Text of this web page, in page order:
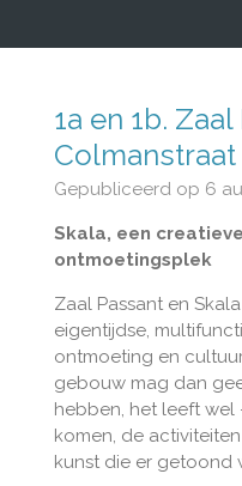
direct
hoofdinhoud
1a en 1b.
Colmanstraat
Gepubliceerd op 6
Skala, een
ontmoetingsplek
Zaal Passant en
eigentijdse,
ontmoeting en
gebouw mag dan
hebben, het leeft
komen, de
kunst die er getoond